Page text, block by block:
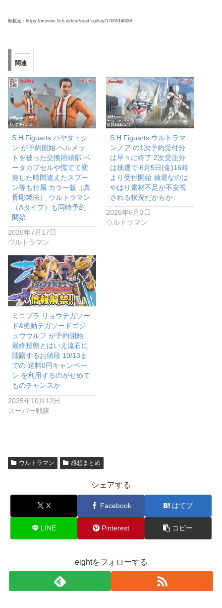
転載元：https://mevius.5ch.io/test/read.cgi/toy/1765514606/
関連
S.H.Figuarts ハヤタ・シ
ン が予約開始 ヘルメッ
トを被った交換用頭部 ベ
ータカプセルや慌てて変
身した時間違えたスプー
ン等も付属 カラー版（真
骨彫製法） ウルトラマン
（Aタイプ）も同時予約
開始
2026年7月17日
ウルトラマン
S.H.Figuarts ウルトラマ
ンノア の1次予約受付分
は早々に終了 2次受注分
は抽選で 6月5日(金)16時
より受付開始 抽選なのは
やはり素材不足が不安視
される状況だからか
2026年6月3日
ウルトラマン
ミニプラ リョウテガソー
ド&勇動テガソードゴジ
ュウウルフ が予約開始
最終形態とはいえ流石に
躊躇するお値段 10/13ま
での 送料0円キャンペー
ン を利用するのがせめて
ものチャンスか
2025年10月12日
スーパー戦隊
ウルトラマン 感想まとめ
シェアする
X Facebook はてブ
LINE Pinterest コピー
eightをフォローする